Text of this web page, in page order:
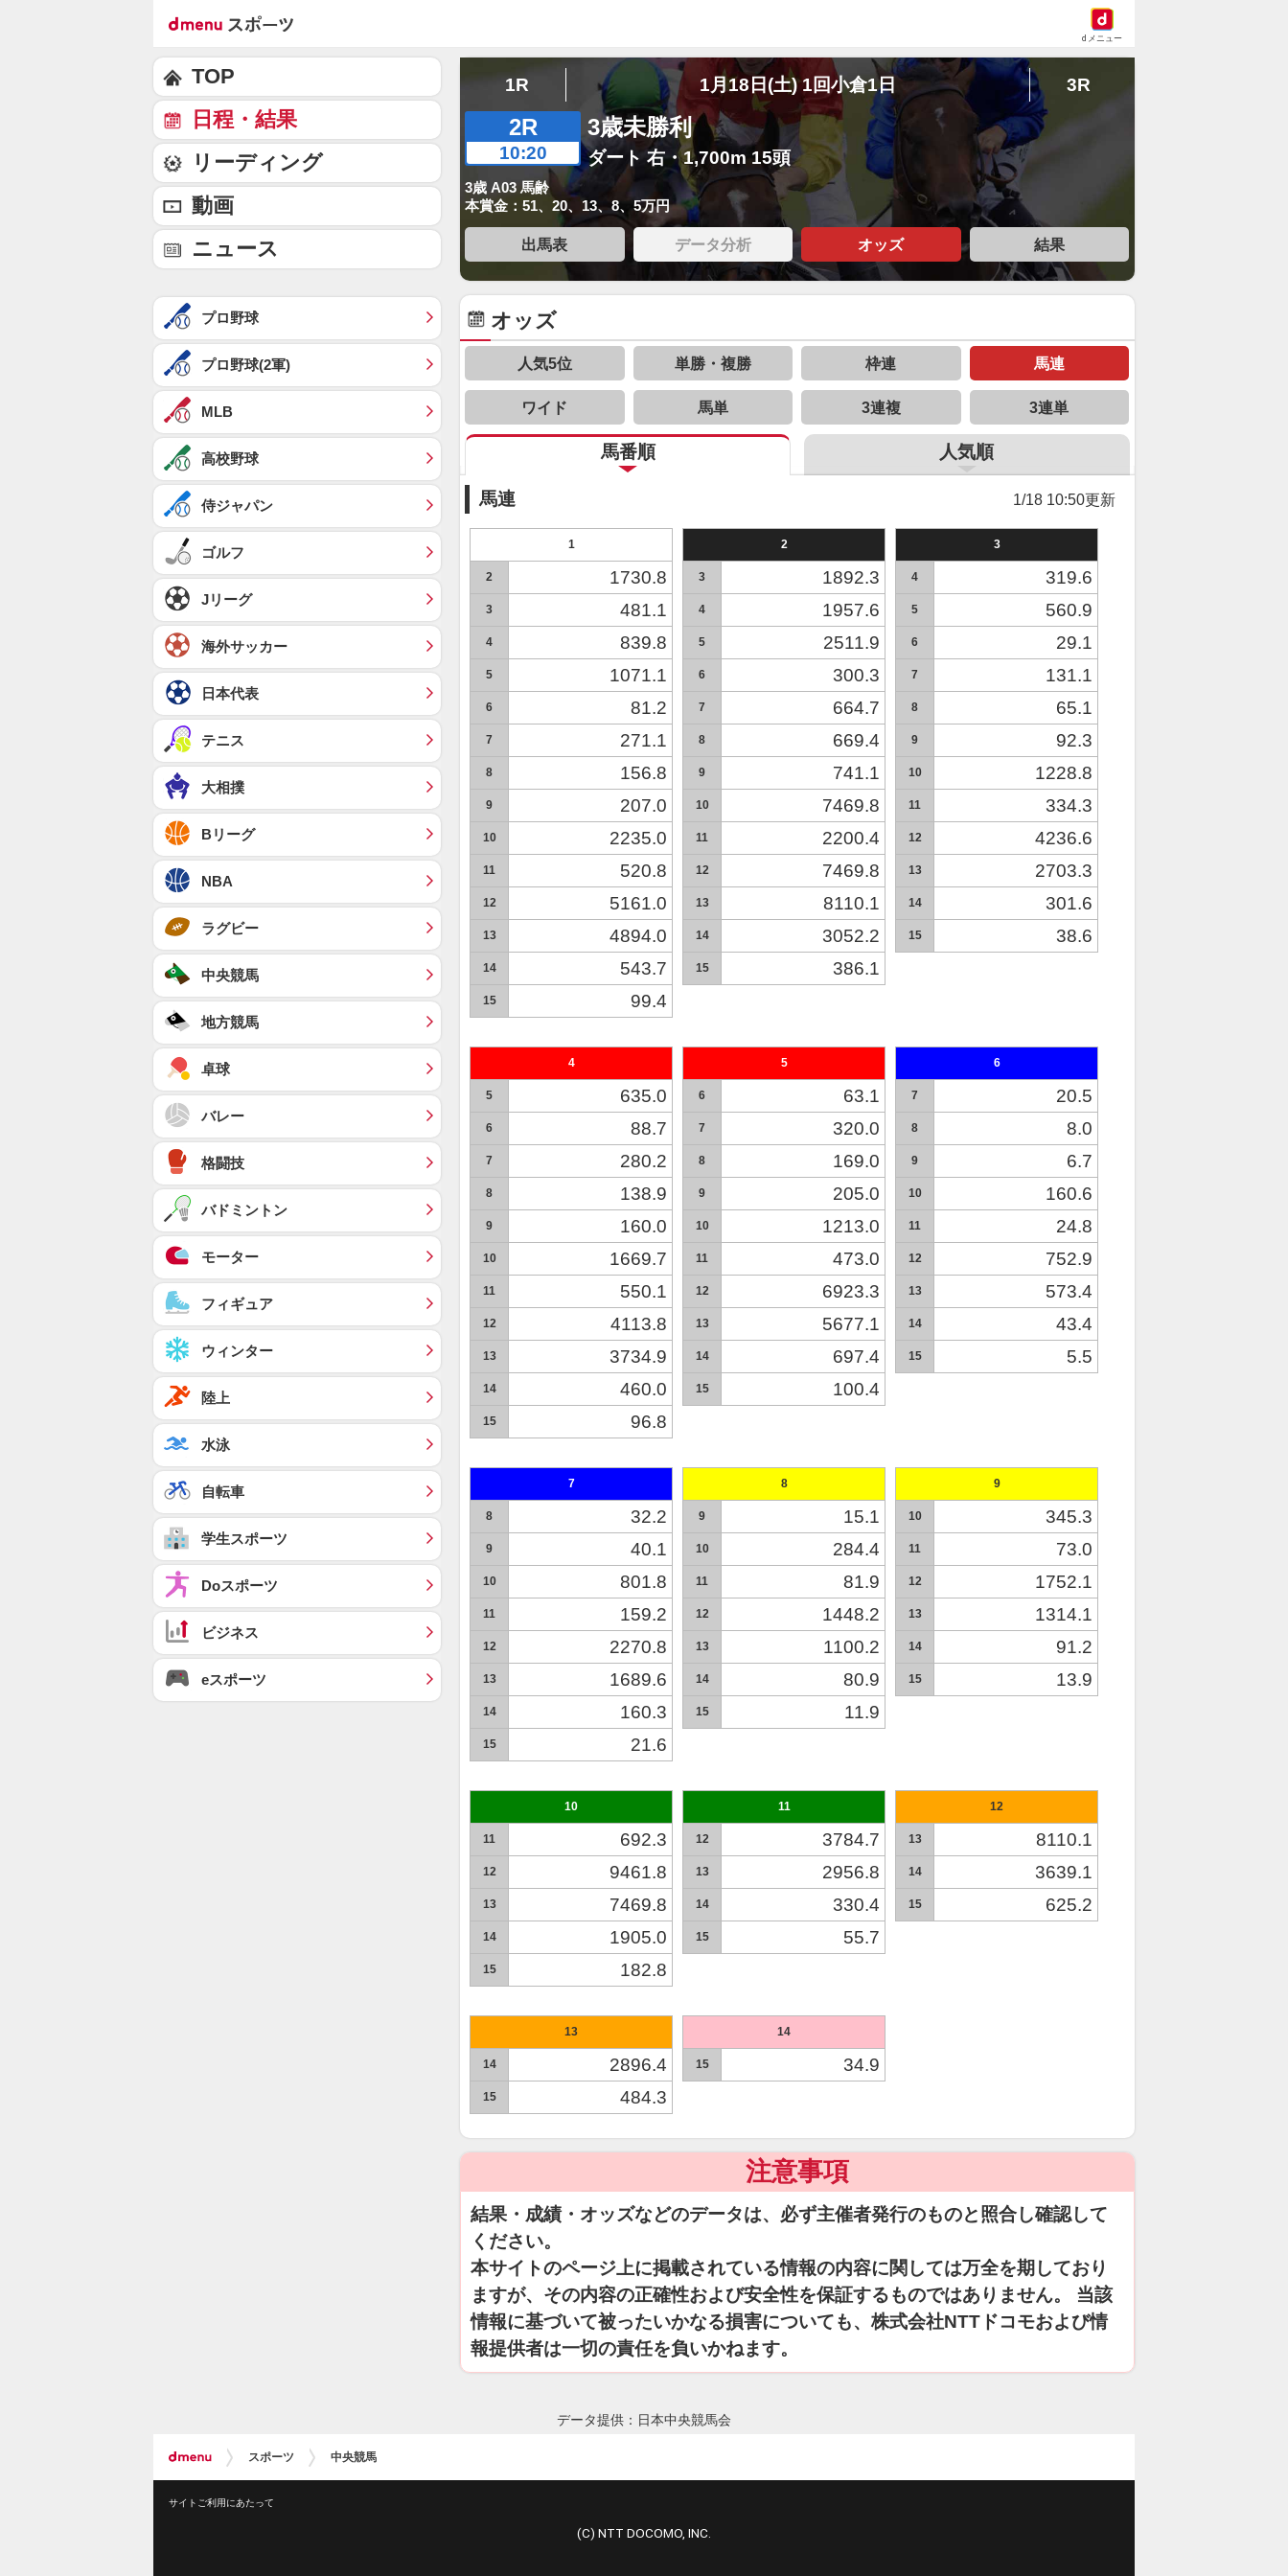
dメニュー
1R 1月18日(土) 1回小倉1日 3R
2R
10:20
3歳未勝利
ダート 右・1,700m 15頭
3歳 A03 馬齢
本賞金：51、20、13、8、5万円
出馬表 データ分析 オッズ 結果
オッズ
人気5位 単勝・複勝 枠連 馬連
ワイド 馬単 3連複 3連単
馬番順 人気順
馬連 1/18 10:50更新
1
2 1730.8
3 481.1
4 839.8
5 1071.1
6 81.2
7 271.1
8 156.8
9 207.0
10 2235.0
11 520.8
12 5161.0
13 4894.0
14 543.7
15 99.4
2
3 1892.3
4 1957.6
5 2511.9
6 300.3
7 664.7
8 669.4
9 741.1
10 7469.8
11 2200.4
12 7469.8
13 8110.1
14 3052.2
15 386.1
3
4 319.6
5 560.9
6 29.1
7 131.1
8 65.1
9 92.3
10 1228.8
11 334.3
12 4236.6
13 2703.3
14 301.6
15 38.6
4
5 635.0
6 88.7
7 280.2
8 138.9
9 160.0
10 1669.7
11 550.1
12 4113.8
13 3734.9
14 460.0
15 96.8
5
6 63.1
7 320.0
8 169.0
9 205.0
10 1213.0
11 473.0
12 6923.3
13 5677.1
14 697.4
15 100.4
6
7 20.5
8 8.0
9 6.7
10 160.6
11 24.8
12 752.9
13 573.4
14 43.4
15 5.5
7
8 32.2
9 40.1
10 801.8
11 159.2
12 2270.8
13 1689.6
14 160.3
15 21.6
8
9 15.1
10 284.4
11 81.9
12 1448.2
13 1100.2
14 80.9
15 11.9
9
10 345.3
11 73.0
12 1752.1
13 1314.1
14 91.2
15 13.9
10
11 692.3
12 9461.8
13 7469.8
14 1905.0
15 182.8
11
12 3784.7
13 2956.8
14 330.4
15 55.7
12
13 8110.1
14 3639.1
15 625.2
13
14 2896.4
15 484.3
14
15 34.9
注意事項
結果・成績・オッズなどのデータは、必ず主催者発行のものと照合し確認して
ください。
本サイトのページ上に掲載されている情報の内容に関しては万全を期しており
ますが、その内容の正確性および安全性を保証するものではありません。 当該
情報に基づいて被ったいかなる損害についても、株式会社NTTドコモおよび情
報提供者は一切の責任を負いかねます。
TOP
日程・結果
リーディング
動画
ニュース
プロ野球
プロ野球(2軍)
MLB
高校野球
侍ジャパン
ゴルフ
Jリーグ
海外サッカー
日本代表
テニス
大相撲
Bリーグ
NBA
ラグビー
中央競馬
地方競馬
卓球
バレー
格闘技
バドミントン
モーター
フィギュア
ウィンター
陸上
水泳
自転車
学生スポーツ
Doスポーツ
ビジネス
eスポーツ
データ提供：日本中央競馬会
スポーツ 中央競馬
サイトご利用にあたって
(C) NTT DOCOMO, INC.